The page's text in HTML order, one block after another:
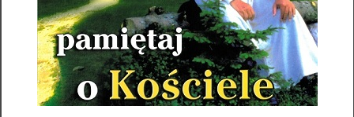
Msze Święte
Niedziele i święta
7:30 , 9:00 , 10:30 , 12:00 , 18:00